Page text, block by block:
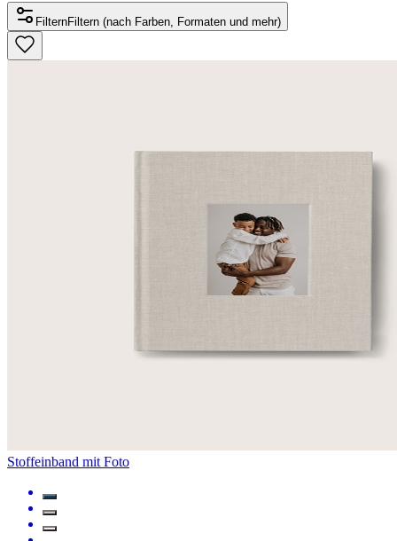
FilternFiltern (nach Farben, Formaten und mehr)
Stoffeinband mit Foto